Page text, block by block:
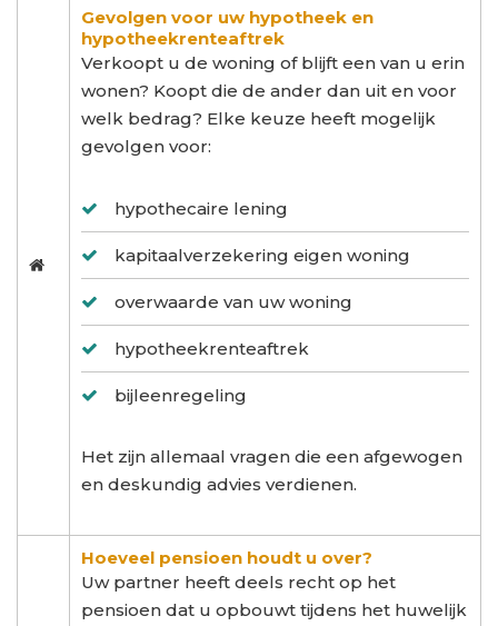
Gevolgen voor uw hypotheek en
hypotheekrenteaftrek
Verkoopt u de woning of blijft een van u erin
wonen? Koopt die de ander dan uit en voor
welk bedrag? Elke keuze heeft mogelijk
gevolgen voor:
hypothecaire lening
kapitaalverzekering eigen woning
overwaarde van uw woning
hypotheekrenteaftrek
bijleenregeling
Het zijn allemaal vragen die een afgewogen
en deskundig advies verdienen.
Hoeveel pensioen houdt u over?
Uw partner heeft deels recht op het
pensioen dat u opbouwt tijdens het huwelijk